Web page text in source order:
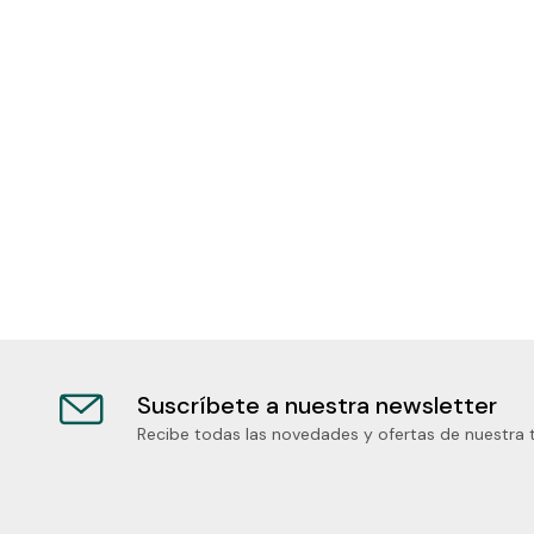
Suscríbete a nuestra newsletter
Recibe todas las novedades y ofertas de nuestra